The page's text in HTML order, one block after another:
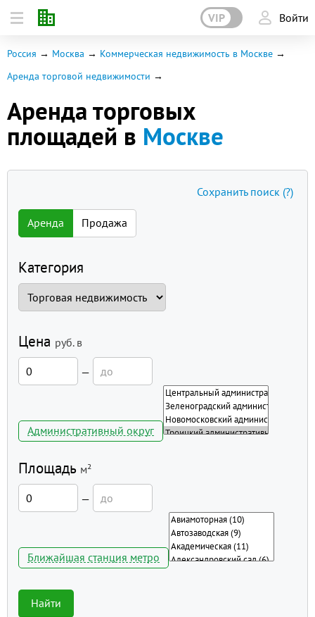
VIP Войти
Россия Москва
Коммерческая недвижимость в Москве
Аренда торговой недвижимости
Аренда торговых
площадей в Москве
Аренда Продажа
Категория
Цена руб. в
—
Административный округ
Площадь м²
—
Ближайшая станция метро
Найти
Сохранить поиск (?)